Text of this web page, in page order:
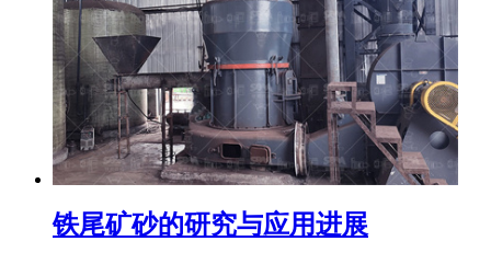
铁尾矿砂的研究与应用进展